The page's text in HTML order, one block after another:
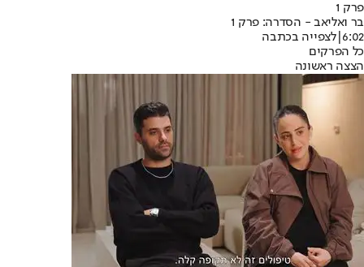
פרק 1
בר ואליאב - הסדרה: פרק 1
6:02
|לצפייה בכתבה
כל הפרקים
הצצה ראשונה